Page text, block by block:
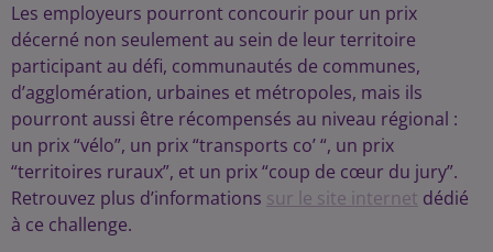
Les employeurs pourront concourir pour un prix
décerné non seulement au sein de leur territoire
participant au défi, communautés de communes,
d’agglomération, urbaines et métropoles, mais ils
pourront aussi être récompensés au niveau régional :
un prix “vélo”, un prix “transports co’ “, un prix
“territoires ruraux”, et un prix “coup de cœur du jury”.
Retrouvez plus d’informations sur le site internet dédié
à ce challenge.